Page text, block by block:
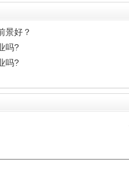
景好？
吗?
吗?